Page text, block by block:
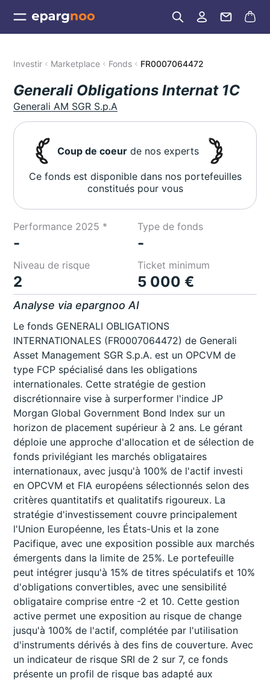
Investir Marketplace Fonds FR0007064472
Generali Obligations Internat 1C
Generali AM SGR S.p.A
Coup de coeur de nos experts
Ce fonds est disponible dans nos portefeuilles
constitués pour vous
Performance 2025 *
-
Type de fonds
-
Niveau de risque
2
Ticket minimum
5 000 €
Analyse via epargnoo AI
Le fonds GENERALI OBLIGATIONS
INTERNATIONALES (FR0007064472) de Generali
Asset Management SGR S.p.A. est un OPCVM de
type FCP spécialisé dans les obligations
internationales. Cette stratégie de gestion
discrétionnaire vise à surperformer l'indice JP
Morgan Global Government Bond Index sur un
horizon de placement supérieur à 2 ans. Le gérant
déploie une approche d'allocation et de sélection de
fonds privilégiant les marchés obligataires
internationaux, avec jusqu'à 100% de l'actif investi
en OPCVM et FIA européens sélectionnés selon des
critères quantitatifs et qualitatifs rigoureux. La
stratégie d'investissement couvre principalement
l'Union Européenne, les États-Unis et la zone
Pacifique, avec une exposition possible aux marchés
émergents dans la limite de 25%. Le portefeuille
peut intégrer jusqu'à 15% de titres spéculatifs et 10%
d'obligations convertibles, avec une sensibilité
obligataire comprise entre -2 et 10. Cette gestion
active permet une exposition au risque de change
jusqu'à 100% de l'actif, complétée par l'utilisation
d'instruments dérivés à des fins de couverture. Avec
un indicateur de risque SRI de 2 sur 7, ce fonds
présente un profil de risque bas adapté aux